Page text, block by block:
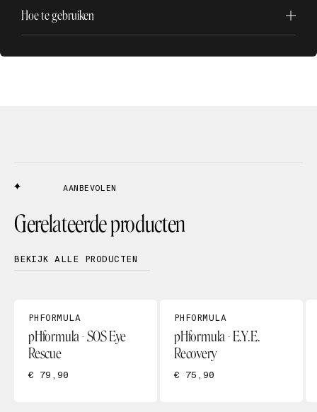
Hoe te gebruiken
AANBEVOLEN
Gerelateerde producten
BEKIJK ALLE PRODUCTEN
PHFORMULA
pHformula - SOS Eye
Rescue
€ 79,90
PHFORMULA
pHformula - E.Y.E.
Recovery
€ 75,90